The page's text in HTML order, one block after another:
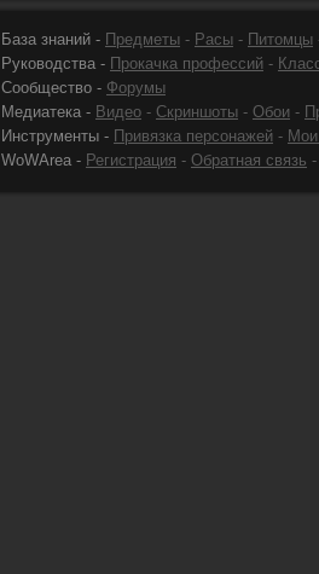
База знаний - Предметы - Расы - Питомцы
Руководства - Прокачка профессий -
Сообщество - Форумы
Медиатека - Видео - Скриншоты - Обои -
Инструменты - Привязка персонажей -
WoWArea - Регистрация - Обратная связь